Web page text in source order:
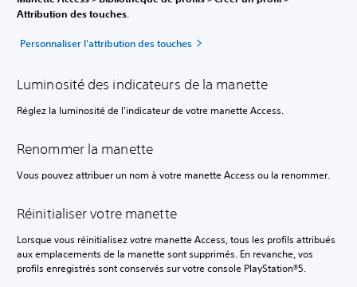
Attribution des touches.
Personnaliser l'attribution des touches
Luminosité des indicateurs de la manette
Réglez la luminosité de l'indicateur de votre manette Access.
Renommer la manette
Vous pouvez attribuer un nom à votre manette Access ou la renommer.
Réinitialiser votre manette
Lorsque vous réinitialisez votre manette Access, tous les profils attribués
aux emplacements de la manette sont supprimés. En revanche, vos
profils enregistrés sont conservés sur votre console PlayStation®5.